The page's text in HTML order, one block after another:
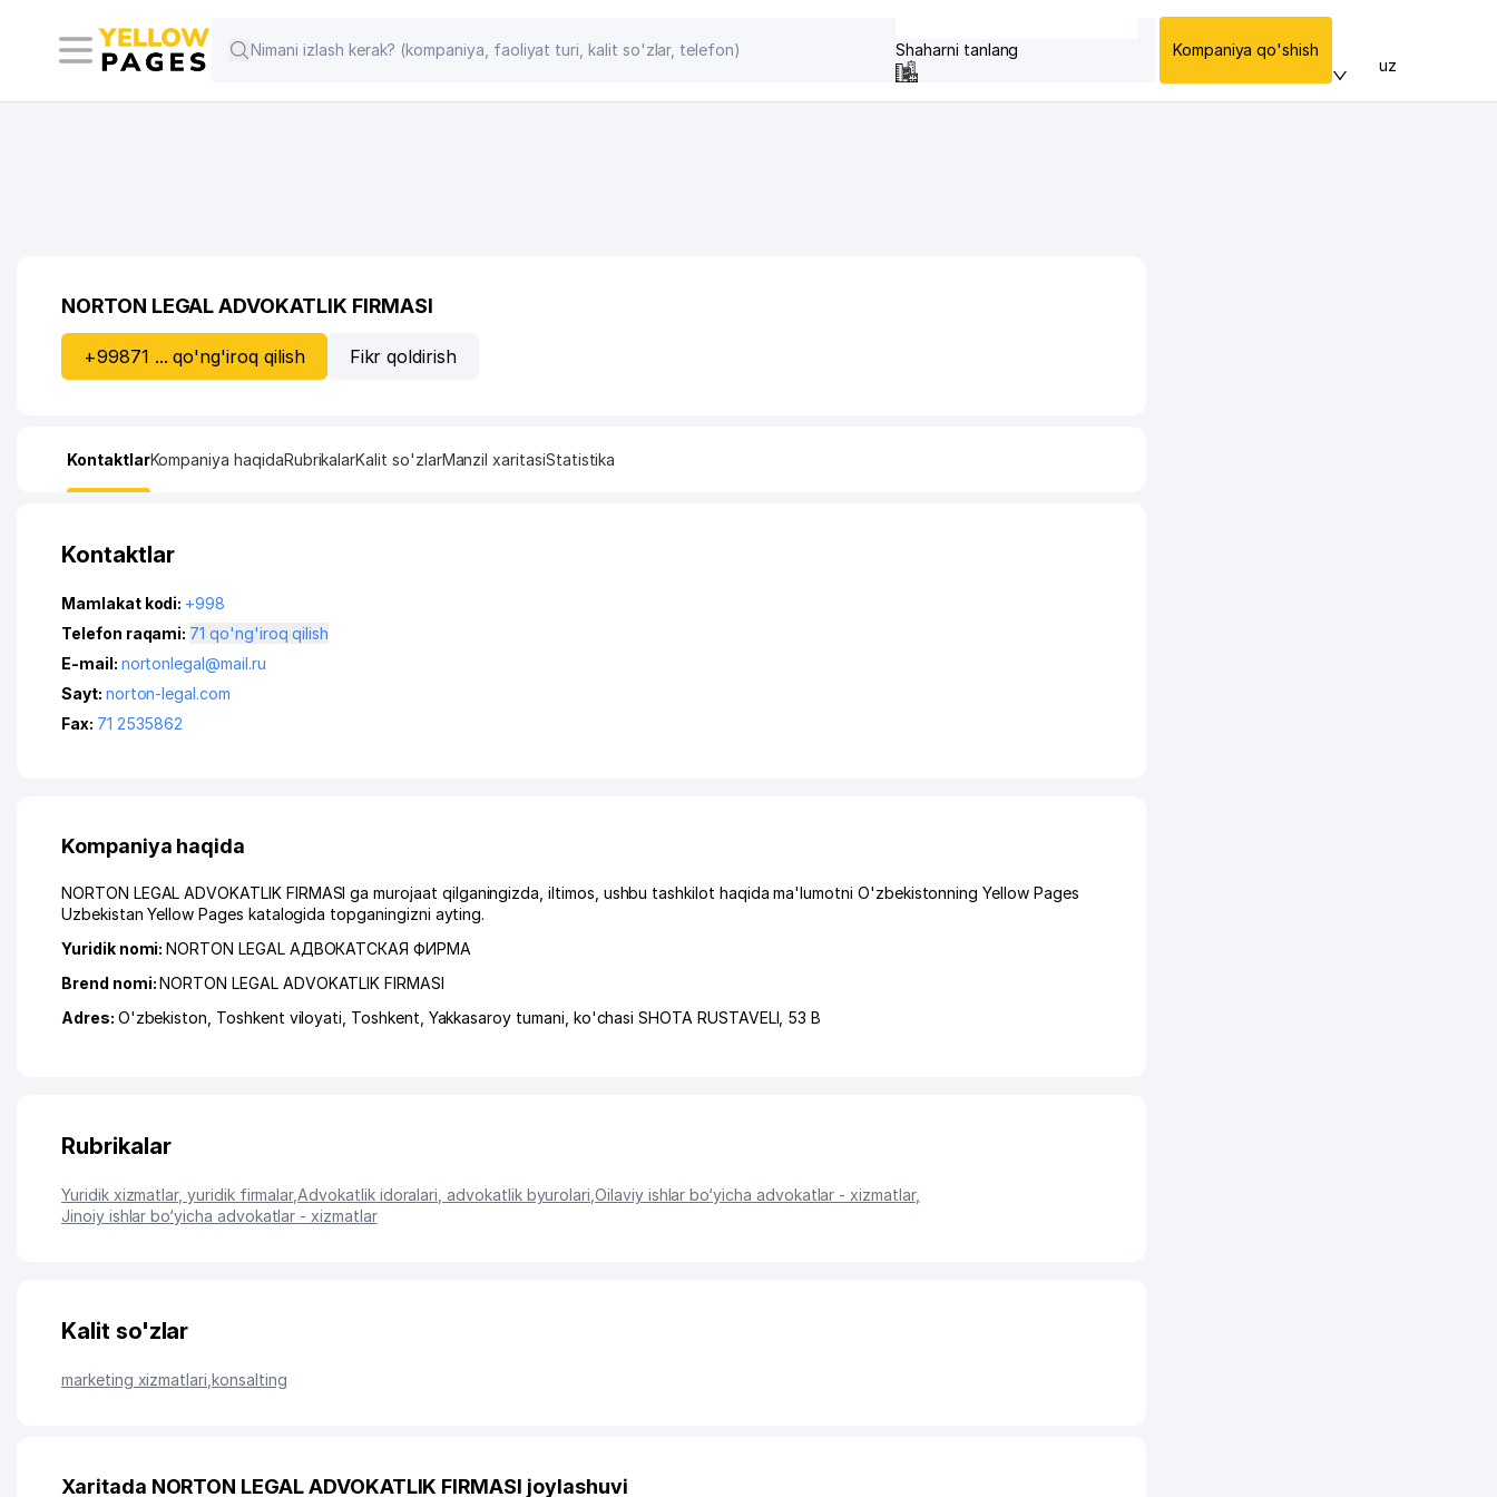
Shaharni tanlang Kompaniya qo'shish
uz
NORTON LEGAL ADVOKATLIK FIRMASI
+99871 ... qo'ng'iroq qilish Fikr qoldirish
KontaktlarKompaniya haqidaRubrikalarKalit so'zlarManzil xaritasiStatistika
Kontaktlar
Mamlakat kodi: +998
Telefon raqami:
71 qo'ng'iroq qilish
E-mail: nortonlegal@mail.ru
Sayt: norton-legal.com
Fax: 71 2535862
Kompaniya haqida
NORTON LEGAL ADVOKATLIK FIRMASI ga murojaat qilganingizda, iltimos, ushbu tashkilot haqida ma'lumotni O'zbekistonning Yellow Pages
Uzbekistan Yellow Pages katalogida topganingizni ayting.
Yuridik nomi:NORTON LEGAL АДВОКАТСКАЯ ФИРМА
Brend nomi:NORTON LEGAL ADVOKATLIK FIRMASI
Adres: O'zbekiston, Toshkent viloyati Toshkent Yakkasaroy tumani ko'chasi SHOTA RUSTAVELI , 53 B
Rubrikalar
Yuridik xizmatlar, yuridik firmalar, Advokatlik idoralari, advokatlik byurolari ,Oilaviy ishlar bo‘yicha advokatlar - xizmatlar,
Jinoiy ishlar bo‘yicha advokatlar - xizmatlar
Kalit so'zlar
marketing xizmatlari konsalting
Xaritada NORTON LEGAL ADVOKATLIK FIRMASI joylashuvi